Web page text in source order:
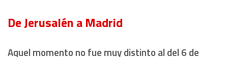
De Jerusalén a Madrid
Aquel momento no fue muy distinto al del 6 de